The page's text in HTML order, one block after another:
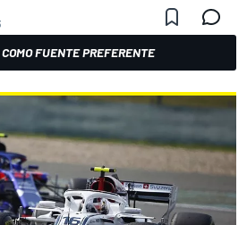
FUENTE PREFERENTE